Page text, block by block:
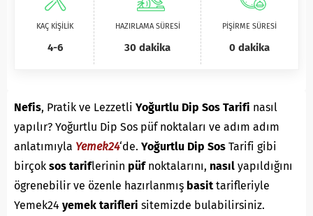
KAÇ KİŞİLİK
4-6
HAZIRLAMA SÜRESİ
30 dakika
PİŞİRME SÜRESİ
0 dakika
Nefis, Pratik ve Lezzetli Yoğurtlu Dip Sos Tarifi nasıl
yapılır? Yoğurtlu Dip Sos püf noktaları ve adım adım
anlatımıyla Yemek24‘de. Yoğurtlu Dip Sos Tarifi gibi
birçok sos tariflerinin püfnoktalarını, nasıl yapıldığını
ögrenebilir ve özenle hazırlanmış basittarifleriyle
Yemek24 yemek tarifleri sitemizde bulabilirsiniz.